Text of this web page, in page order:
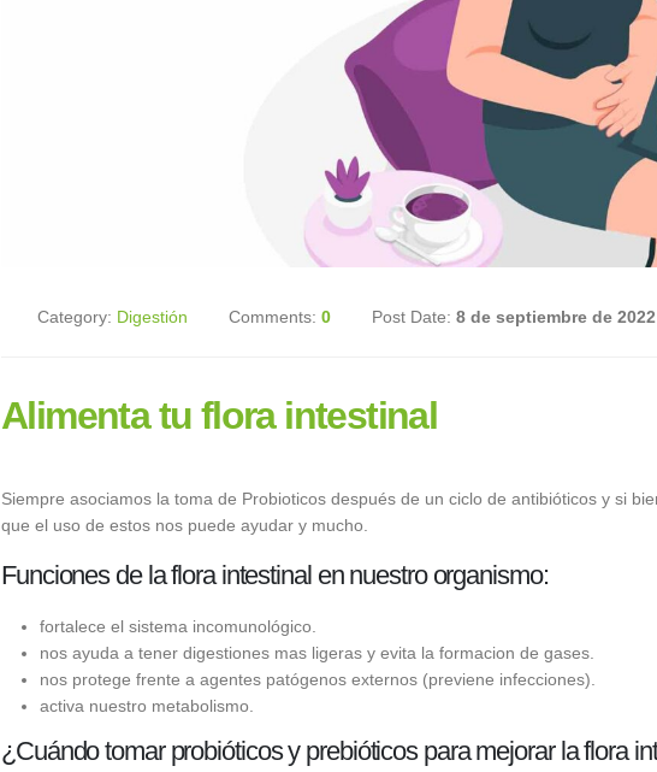
Category: Digestión Comments: 0 Post Date: 8 de septiembre de 2022
Alimenta tu flora intestinal
Siempre asociamos la toma de Probioticos después de un ciclo de antibióticos y si
que el uso de estos nos puede ayudar y mucho.
Funciones de la flora intestinal en nuestro organismo:
fortalece el sistema incomunológico.
nos ayuda a tener digestiones mas ligeras y evita la formacion de gases.
nos protege frente a agentes patógenos externos (previene infecciones).
activa nuestro metabolismo.
¿Cuándo tomar probióticos y prebióticos para mejorar la flora